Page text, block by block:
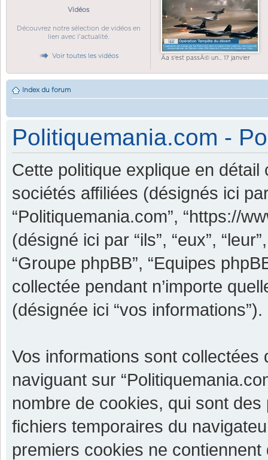
Vidéos
Découvrez notre sélection de vidéos en
lien avec l'actualité.
Voir toutes les vidéos Ãa s'est passÃ© un... 17 janvier
Index du forum
Politiquemania.com -
Cette politique explique en détail
sociétés affiliées (désignés ici par
“Politiquemania.com”, “https://
(désigné ici par “ils”, “eux”,
“Groupe phpBB”, “Equipes
collectée pendant n’importe
(désignée ici “vos informations”).
Vos informations sont
naviguant sur
nombre de cookies, qui sont
fichiers temporaires du
premiers cookies ne contiennent